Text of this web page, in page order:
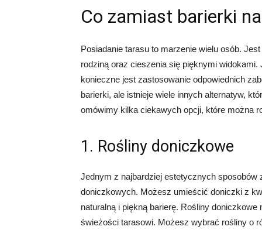
Co zamiast barierki
Posiadanie tarasu to marzenie wielu osób.
rodziną oraz cieszenia się pięknymi
konieczne jest zastosowanie odpowiednich
barierki, ale istnieje wiele innych alternatyw,
omówimy kilka ciekawych opcji, które można
1. Rośliny doniczkowe
Jednym z najbardziej estetycznych
doniczkowych. Możesz umieścić doniczki z
naturalną i piękną barierę. Rośliny
świeżości tarasowi. Możesz wybrać rośliny o